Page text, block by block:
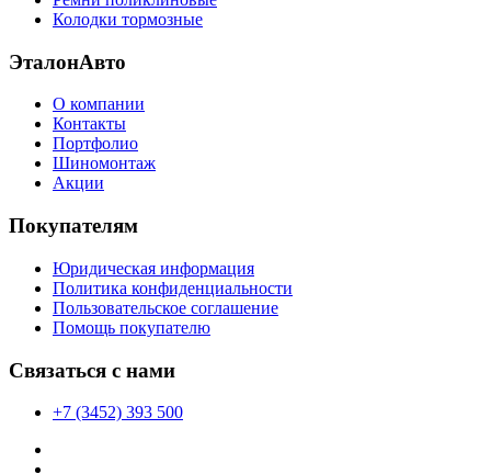
Колодки тормозные
ЭталонАвто
О компании
Контакты
Портфолио
Шиномонтаж
Акции
Покупателям
Юридическая информация
Политика конфиденциальности
Пользовательское соглашение
Помощь покупателю
Связаться с нами
+7 (3452) 393 500